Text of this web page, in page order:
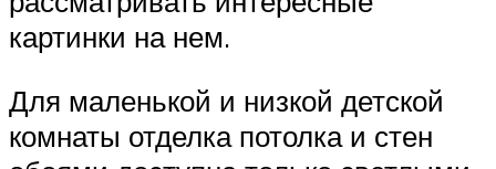
картинки на нем.
Для маленькой и низкой детской
комнаты отделка потолка и стен